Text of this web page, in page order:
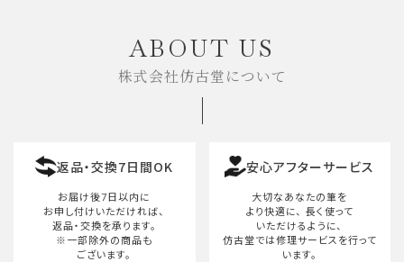
ABOUT US
株式会社仿古堂について
返品・交換7日間OK
お届け後7日以内に
お申し付けいただければ、
返品・交換を承ります。
※一部除外の商品も
ございます。
安心アフターサービス
大切なあなたの筆を
より快適に、 長く使って
いただけるように、
仿古堂では修理サービスを行って
います。